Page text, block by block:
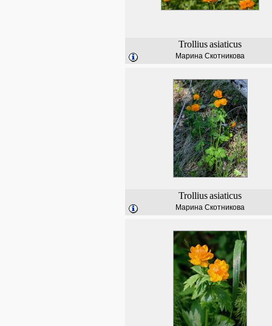
Trolliusasiaticus
Марина Скотникова
Trolliusasiaticus
Марина Скотникова